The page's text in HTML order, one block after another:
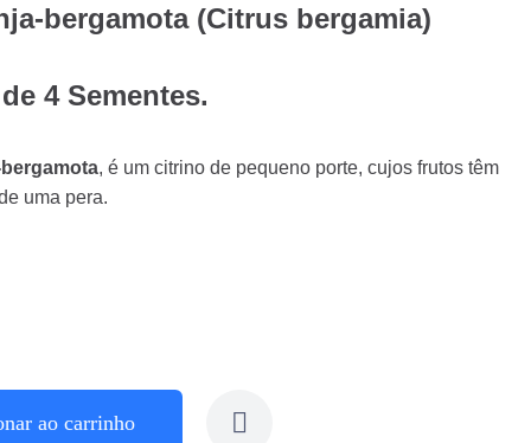
bergamota (Citrus bergamia)
4 Sementes.
bergamota, é um citrino de pequeno porte, cujos frutos têm
uma pera.
ao carrinho